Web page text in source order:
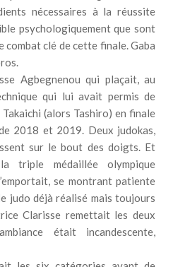
nécessaires à la réussite
psychologiquement que sont
combat clé de cette finale. Gaba
Agbegnenou qui plaçait, au
qui lui avait permis de
(alors Tashiro) en finale
2018 et 2019. Deux judokas,
sur le bout des doigts. Et
triple médaillée olympique
se montrant patiente
judo déjà réalisé mais toujours
Clarisse remettait les deux
était incandescente,